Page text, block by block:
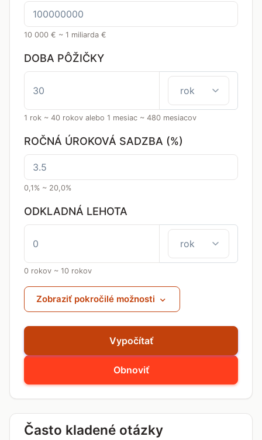
10 000 € ~ 1 miliarda €
DOBA PÔŽIČKY
1 rok ~ 40 rokov alebo 1 mesiac ~ 480 mesiacov
ROČNÁ ÚROKOVÁ SADZBA (%)
0,1% ~ 20,0%
ODKLADNÁ LEHOTA
0 rokov ~ 10 rokov
Zobraziť pokročilé možnosti
Obnoviť
Vypočítať
Často kladené otázky